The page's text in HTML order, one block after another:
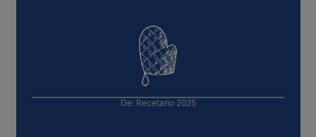
De: Recetario 2025